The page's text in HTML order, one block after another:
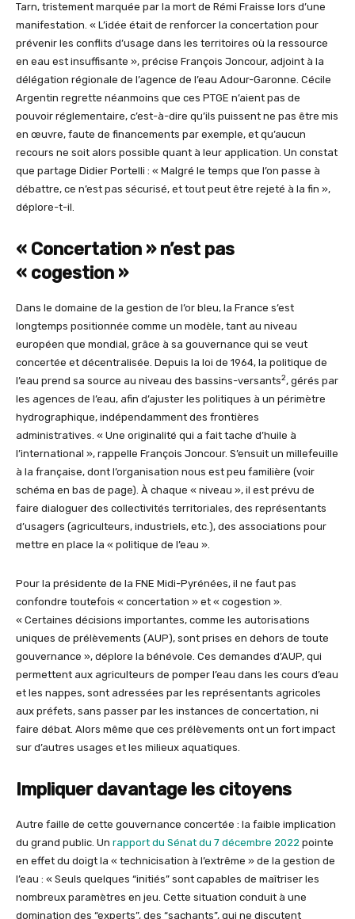
Tarn, tristement marquée par la mort de Rémi Fraisse lors d’une
manifestation. « L’idée était de renforcer la concertation pour
prévenir les conflits d’usage dans les territoires où la ressource
en eau est insuffisante », précise François Joncour, adjoint à la
délégation régionale de l’agence de l’eau Adour-Garonne. Cécile
Argentin regrette néanmoins que ces PTGE n’aient pas de
pouvoir réglementaire, c’est-à-dire qu’ils puissent ne pas être mis
en œuvre, faute de financements par exemple, et qu’aucun
recours ne soit alors possible quant à leur application. Un constat
que partage Didier Portelli : « Malgré le temps que l’on passe à
débattre, ce n’est pas sécurisé, et tout peut être rejeté à la fin »,
déplore-t-il.
« Concertation » n’est pas
« cogestion »
Dans le domaine de la gestion de l’or bleu, la France s’est
longtemps positionnée comme un modèle, tant au niveau
européen que mondial, grâce à sa gouvernance qui se veut
concertée et décentralisée. Depuis la loi de 1964, la politique de
l’eau prend sa source au niveau des bassins-versants2, gérés par
les agences de l’eau, afin d’ajuster les politiques à un périmètre
hydrographique, indépendamment des frontières
administratives. « Une originalité qui a fait tache d’huile à
l’international », rappelle François Joncour. S’ensuit un millefeuille
à la française, dont l’organisation nous est peu familière (voir
schéma en bas de page). À chaque « niveau », il est prévu de
faire dialoguer des collectivités territoriales, des représentants
d’usagers (agriculteurs, industriels, etc.), des associations pour
mettre en place la « politique de l’eau ».
Pour la présidente de la FNE Midi-Pyrénées, il ne faut pas
confondre toutefois « concertation » et « cogestion ».
« Certaines décisions importantes, comme les autorisations
uniques de prélèvements (AUP), sont prises en dehors de toute
gouvernance », déplore la bénévole. Ces demandes d’AUP, qui
permettent aux agriculteurs de pomper l’eau dans les cours d’eau
et les nappes, sont adressées par les représentants agricoles
aux préfets, sans passer par les instances de concertation, ni
faire débat. Alors même que ces prélèvements ont un fort impact
sur d’autres usages et les milieux aquatiques.
Impliquer davantage les citoyens
Autre faille de cette gouvernance concertée : la faible implication
du grand public. Un rapport du Sénat du 7 décembre 2022 pointe
en effet du doigt la « technicisation à l’extrême » de la gestion de
l’eau : « Seuls quelques “initiés” sont capables de maîtriser les
nombreux paramètres en jeu. Cette situation conduit à une
domination des “experts”, des “sachants”, qui ne discutent